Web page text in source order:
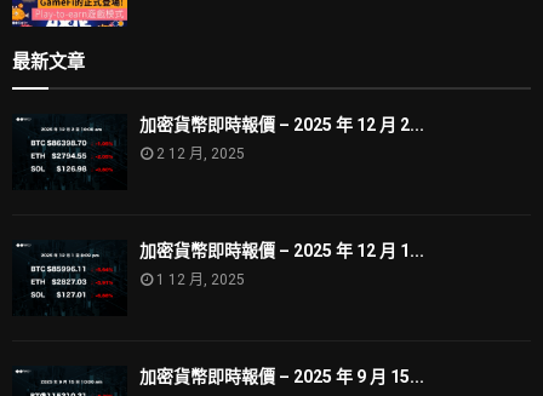
最新文章
加密貨幣即時報價 – 2025 年 12 月 2...
2 12 月, 2025
加密貨幣即時報價 – 2025 年 12 月 1...
1 12 月, 2025
加密貨幣即時報價 – 2025 年 9 月 15...